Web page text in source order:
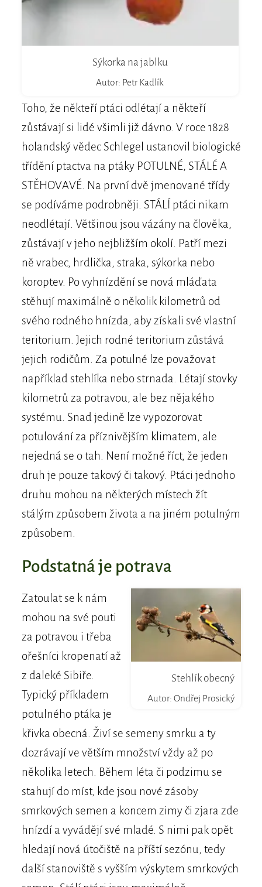
Sýkorka na jablku
Autor: Petr Kadlík
Toho, že někteří ptáci odlétají a někteří
zůstávají si lidé všimli již dávno. V roce 1828
holandský vědec Schlegel ustanovil biologické
třídění ptactva na ptáky POTULNÉ, STÁLÉ A
STĚHOVAVÉ. Na první dvě jmenované třídy
se podíváme podrobněji. STÁLÍ ptáci nikam
neodlétají. Většinou jsou vázány na člověka,
zůstávají v jeho nejbližším okolí. Patří mezi
ně vrabec, hrdlička, straka, sýkorka nebo
koroptev. Po vyhnízdění se nová mláďata
stěhují maximálně o několik kilometrů od
svého rodného hnízda, aby získali své vlastní
teritorium. Jejich rodné teritorium zůstává
jejich rodičům. Za potulné lze považovat
například stehlíka nebo strnada. Létají stovky
kilometrů za potravou, ale bez nějakého
systému. Snad jedině lze vypozorovat
potulování za příznivějším klimatem, ale
nejedná se o tah. Není možné říct, že jeden
druh je pouze takový či takový. Ptáci jednoho
druhu mohou na některých místech žít
stálým způsobem života a na jiném potulným
způsobem.
Podstatná je potrava
Stehlík obecný
Autor: Ondřej Prosický
Zatoulat se k nám
mohou na své pouti
za potravou i třeba
ořešníci kropenatí až
z daleké Sibiře.
Typický příkladem
potulného ptáka je
křivka obecná. Živí se semeny smrku a ty
dozrávají ve větším množství vždy až po
několika letech. Během léta či podzimu se
stahují do míst, kde jsou nové zásoby
smrkových semen a koncem zimy či zjara zde
hnízdí a vyvádějí své mladé. S nimi pak opět
hledají nová útočiště na příští sezónu, tedy
další stanoviště s vyšším výskytem smrkových